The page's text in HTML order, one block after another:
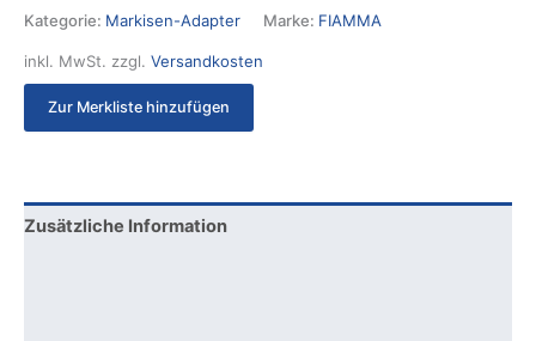
Kategorie: Markisen-Adapter Marke: FIAMMA
inkl. MwSt. zzgl. Versandkosten
Zur Merkliste hinzufügen
Zusätzliche Information